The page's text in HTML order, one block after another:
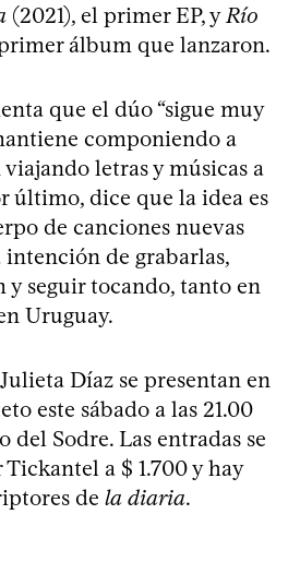
(2021), el primer EP, y Río
álbum que lanzaron.
que el dúo “sigue muy
componiendo a
viajando letras y músicas a
último, dice que la idea es
de canciones nuevas
de grabarlas,
seguir tocando, tanto en
Uruguay.
Díaz se presentan en
este sábado a las 21.00
del Sodre. Las entradas se
a $ 1.700 y hay
de la diaria.